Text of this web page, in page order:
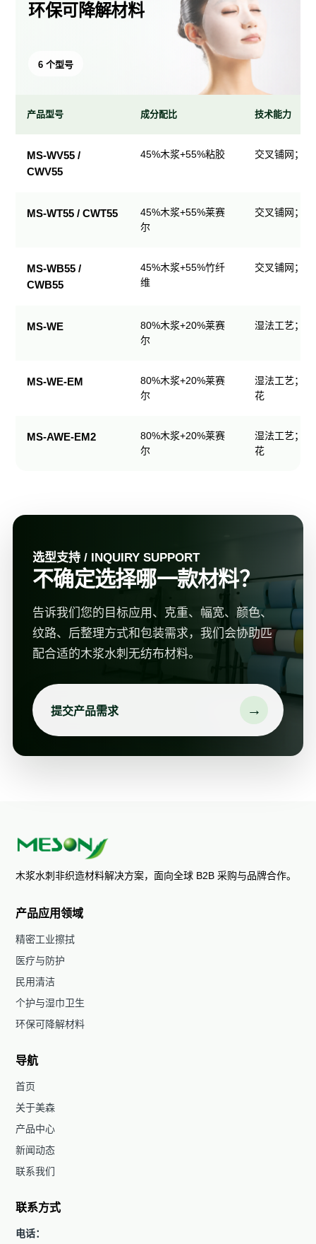
环保可降解材料
6 个型号
产品型号 成分配比 技术能力
MS-WV55 /
CWV55
45%木浆+55%粘胶 交叉铺网；
MS-WT55 / CWT55
45%木浆+55%莱赛
尔
交叉铺网；
MS-WB55 /
CWB55
45%木浆+55%竹纤
维
交叉铺网；
MS-WE
80%木浆+20%莱赛
尔
湿法工艺；
MS-WE-EM
80%木浆+20%莱赛
尔
湿法工艺；
花
MS-AWE-EM2
80%木浆+20%莱赛
尔
湿法工艺；
花
选型支持 / INQUIRY SUPPORT
不确定选择哪一款材料？
告诉我们您的目标应用、克重、幅宽、颜色、
纹路、后整理方式和包装需求，我们会协助匹
配合适的木浆水刺无纺布材料。
提交产品需求 →
木浆水刺非织造材料解决方案，面向全球 B2B 采购与品牌合作。
产品应用领域
精密工业擦拭
医疗与防护
民用清洁
个护与湿巾卫生
环保可降解材料
导航
首页
关于美森
产品中心
新闻动态
联系我们
联系方式
电话：